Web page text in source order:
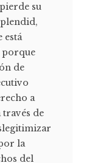
su
está
porque
de
a
través de
la
del